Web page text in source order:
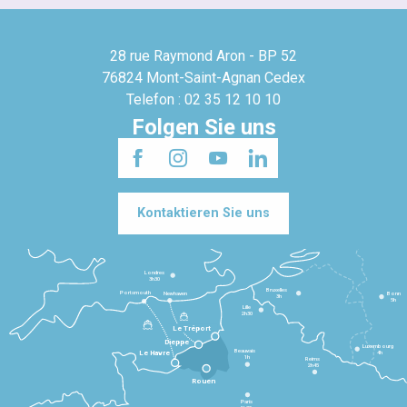
28 rue Raymond Aron - BP 52
76824 Mont-Saint-Agnan Cedex
Telefon : 02 35 12 10 10
Folgen Sie uns
Kontaktieren Sie uns
Le Havre
Dieppe
Le Tréport
Paris
Beauvais
1h
Reims
2h45
Lille
2h30
Bruxelles
3h
Londres
3h30
Newhaven
Portsmouth
Bonn
5h
Luxembourg
4h
Rouen